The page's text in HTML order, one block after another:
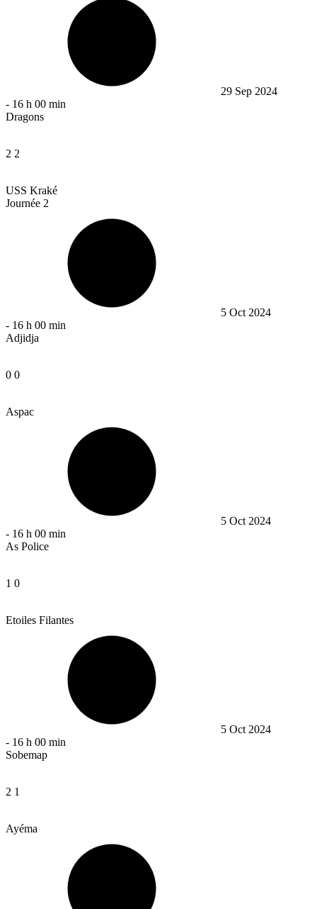
29 Sep 2024
- 16 h 00 min
Dragons
2 2
USS Kraké
Journée 2
5 Oct 2024
- 16 h 00 min
Adjidja
0 0
Aspac
5 Oct 2024
- 16 h 00 min
As Police
1 0
Etoiles Filantes
5 Oct 2024
- 16 h 00 min
Sobemap
2 1
Ayéma